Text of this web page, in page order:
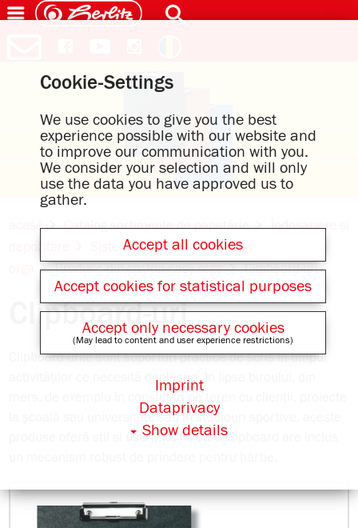
acasă Catalog sortimente de papetărie
Îndosariere și
Sisteme de îndosariere easy
Produse din carton easy orga Clipboard-uri
Clipboard-uri
Clipboard-urile sunt suporturi practice de scris în timpul
activităților ce necesită deplasări. În lipsa biroului, din
la școală sau universitate sau în studiouri sportive, aceste
produse oferă stil și ușurință. Fiecare clipboard are inclus
Cookie-Settings
We use cookies to give you the best
experience possible with our website and
to improve our communication with you.
We consider your selection and will only
use the data you have approved us to
gather.
Accept all cookies
Accept cookies for statistical purposes
Accept only necessary cookies
(May lead to content and user experience restrictions)
Show details
Dataprivacy
Imprint